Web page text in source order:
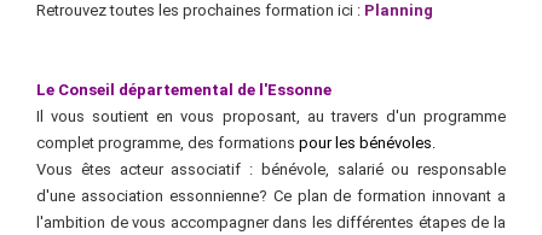
Retrouvez toutes les prochaines formation ici : Planning
Le Conseil départemental de l'Essonne
Il vous soutient en vous proposant, au travers d'un programme
complet programme, des formations pour les bénévoles.
Vous êtes acteur associatif : bénévole, salarié ou responsable
d'une association essonnienne? Ce plan de formation innovant a
l'ambition de vous accompagner dans les différentes étapes de la